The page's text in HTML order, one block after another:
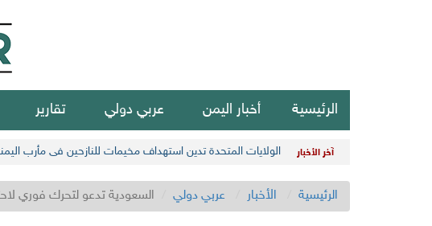
الرئيسية أخبار اليمن عربي دولي تقارير
آخر الأخبار الولايات المتحدة تدين استهداف مخيمات للنازحين في مأرب
الرئيسية الأخبار عربي دولي السعودية تدعو لتحرك فوري